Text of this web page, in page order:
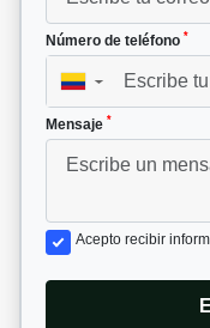
Número de teléfono *
▼
Mensaje *
Acepto recibir